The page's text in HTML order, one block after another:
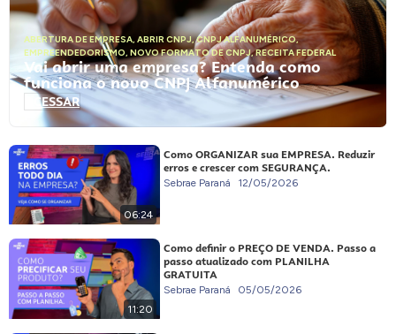
ABERTURA DE EMPRESA, ABRIR CNPJ,CNPJ ALFANUMÉRICO,
EMPREENDEDORISMO, NOVO FORMATO DE CNPJ,RECEITA FEDERAL
Vai abrir uma empresa? Entenda como
funciona o novo CNPJ Alfanumérico
ACESSAR
06:24
Como ORGANIZAR sua EMPRESA. Reduzir
erros e crescer com SEGURANÇA.
Sebrae Paraná 12/05/2026
11:20
Como definir o PREÇO DE VENDA. Passo a
passo atualizado com PLANILHA
GRATUITA
Sebrae Paraná 05/05/2026